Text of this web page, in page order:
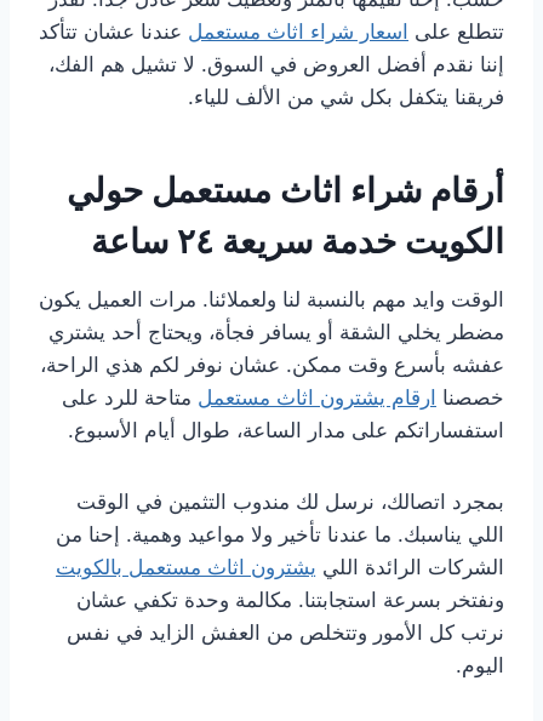
تتطلع على اسعار شراء اثاث مستعمل عندنا عشان تتأكد
إننا نقدم أفضل العروض في السوق. لا تشيل هم الفك،
فريقنا يتكفل بكل شي من الألف للياء.
أرقام شراء اثاث مستعمل حولي
الكويت خدمة سريعة ٢٤ ساعة
الوقت وايد مهم بالنسبة لنا ولعملائنا. مرات العميل يكون
مضطر يخلي الشقة أو يسافر فجأة، ويحتاج أحد يشتري
عفشه بأسرع وقت ممكن. عشان نوفر لكم هذي الراحة،
خصصنا ارقام يشترون اثاث مستعمل متاحة للرد على
استفساراتكم على مدار الساعة، طوال أيام الأسبوع.
بمجرد اتصالك، نرسل لك مندوب التثمين في الوقت
اللي يناسبك. ما عندنا تأخير ولا مواعيد وهمية. إحنا من
الشركات الرائدة اللي يشترون اثاث مستعمل بالكويت
ونفتخر بسرعة استجابتنا. مكالمة وحدة تكفي عشان
نرتب كل الأمور وتتخلص من العفش الزايد في نفس
اليوم.